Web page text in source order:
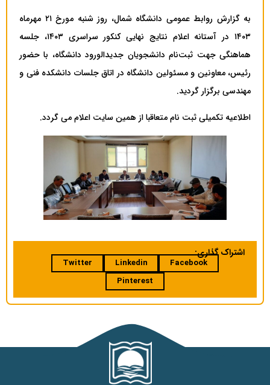
به گزارش روابط عمومی دانشگاه شمال، روز شنبه مورخ ۲۱ مهرماه
۱۴۰۳ در آستانه اعلام نتایج نهایی کنکور سراسری ۱۴۰۳، جلسه
هماهنگی جهت ثبت‌نام دانشجویان جدیدالورود دانشگاه، با حضور
رئیس، معاونین و مسئولین دانشگاه در اتاق جلسات دانشکده فنی و
مهندسی برگزار گردید.
اطلاعیه تکمیلی ثبت نام متعاقبا از همین سایت اعلام می گردد.
اشتراک گذاری:
Facebook
Linkedin
Twitter
Pinterest